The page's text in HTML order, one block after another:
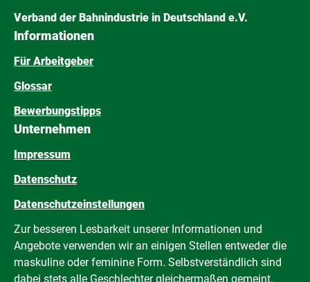
Verband der Bahnindustrie in Deutschland e.V.
Informationen
Für Arbeitgeber
Glossar
Bewerbungstipps
Unternehmen
Impressum
Datenschutz
Datenschutzeinstellungen
Zur besseren Lesbarkeit unserer Informationen und
Angebote verwenden wir an einigen Stellen entweder die
maskuline oder feminine Form. Selbstverständlich sind
dabei stets alle Geschlechter gleichermaßen gemeint.